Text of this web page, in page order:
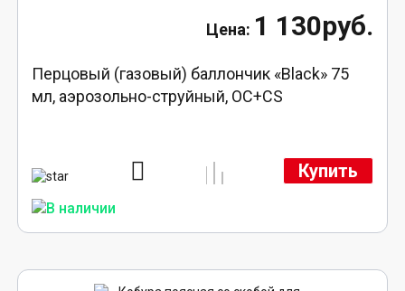
1 130руб.
Перцовый (газовый) баллончик «Black» 75
мл, аэрозольно-струйный, ОC+CS
Купить